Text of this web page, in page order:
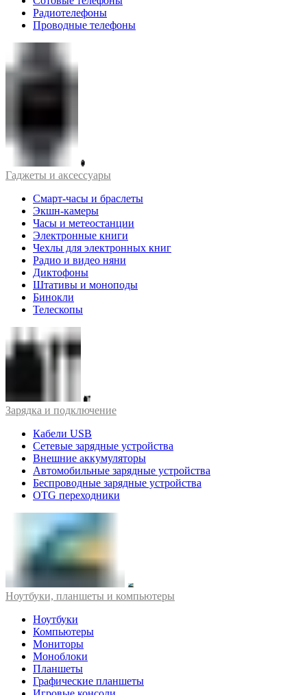
Радиотелефоны
Проводные телефоны
Гаджеты и аксессуары
Смарт-часы и браслеты
Экшн-камеры
Часы и метеостанции
Электронные книги
Чехлы для электронных книг
Радио и видео няни
Диктофоны
Штативы и моноподы
Бинокли
Телескопы
Зарядка и подключение
Кабели USB
Сетевые зарядные устройства
Внешние аккумуляторы
Автомобильные зарядные устройства
Беспроводные зарядные устройства
OTG переходники
Ноутбуки, планшеты и компьютеры
Ноутбуки
Компьютеры
Мониторы
Моноблоки
Планшеты
Графические планшеты